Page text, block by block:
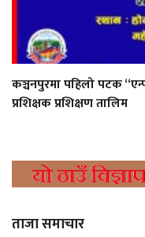
कञ्चनपुरमा पहिलो पटक
प्रशिक्षक प्रशिक्षण तालिम
ताजा समाचार